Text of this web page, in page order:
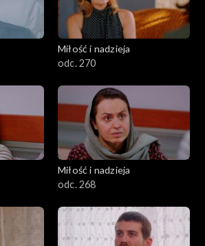
Miłość i nadzieja
odc. 270
Miłość i nadzieja
odc. 268